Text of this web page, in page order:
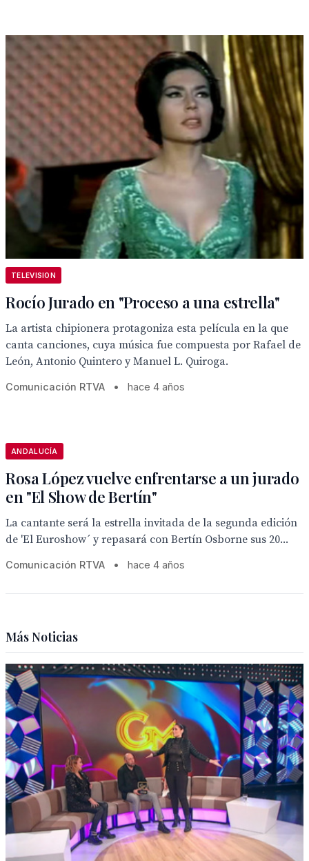
TELEVISION
Rocío Jurado en "Proceso a una estrella"
La artista chipionera protagoniza esta película en la que
canta canciones, cuya música fue compuesta por Rafael de
León, Antonio Quintero y Manuel L. Quiroga.
Comunicación RTVA • hace 4 años
ANDALUCÍA
Rosa López vuelve enfrentarse a un jurado
en "El Show de Bertín"
La cantante será la estrella invitada de la segunda edición
de 'El Euroshow´ y repasará con Bertín Osborne sus 20...
Comunicación RTVA • hace 4 años
Más Noticias